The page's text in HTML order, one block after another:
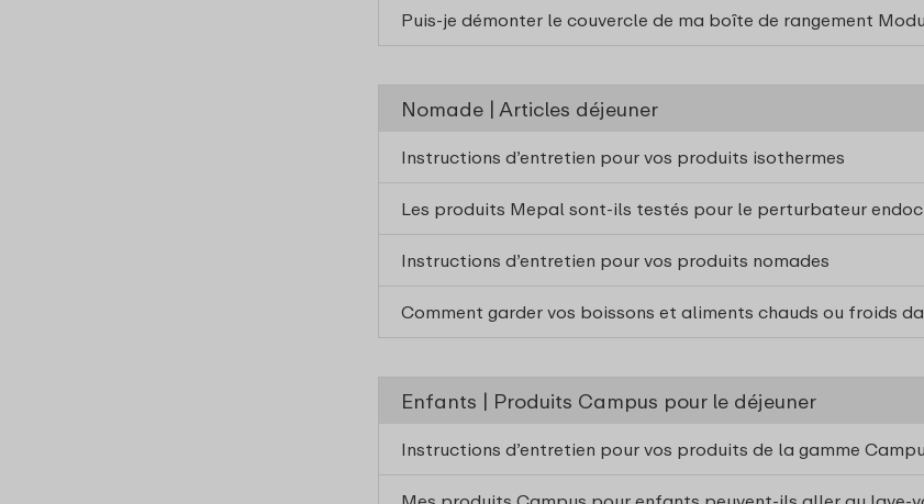
Puis-je démonter le couvercle de ma boîte de rangement
Nomade | Articles déjeuner
Instructions d’entretien pour vos produits isothermes
Les produits Mepal sont-ils testés pour le perturbateur
Instructions d’entretien pour vos produits nomades
Comment garder vos boissons et aliments chauds ou froids
Enfants | Produits Campus pour le déjeuner
Instructions d’entretien pour vos produits de la gamme